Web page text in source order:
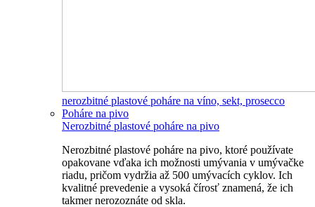
nerozbitné plastové poháre na víno, sekt, prosecco
Poháre na pivo
Nerozbitné plastové poháre na pivo
Nerozbitné plastové poháre na pivo, ktoré používate
opakovane vďaka ich možnosti umývania v umývačke
riadu, pričom vydržia až 500 umývacích cyklov. Ich
kvalitné prevedenie a vysoká čírosť znamená, že ich
takmer nerozoznáte od skla.